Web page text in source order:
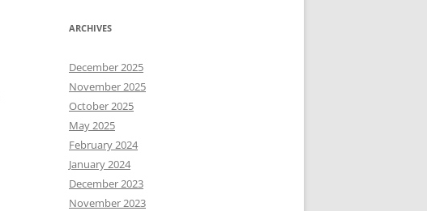
ARCHIVES
December 2025
November 2025
October 2025
May 2025
February 2024
January 2024
December 2023
November 2023